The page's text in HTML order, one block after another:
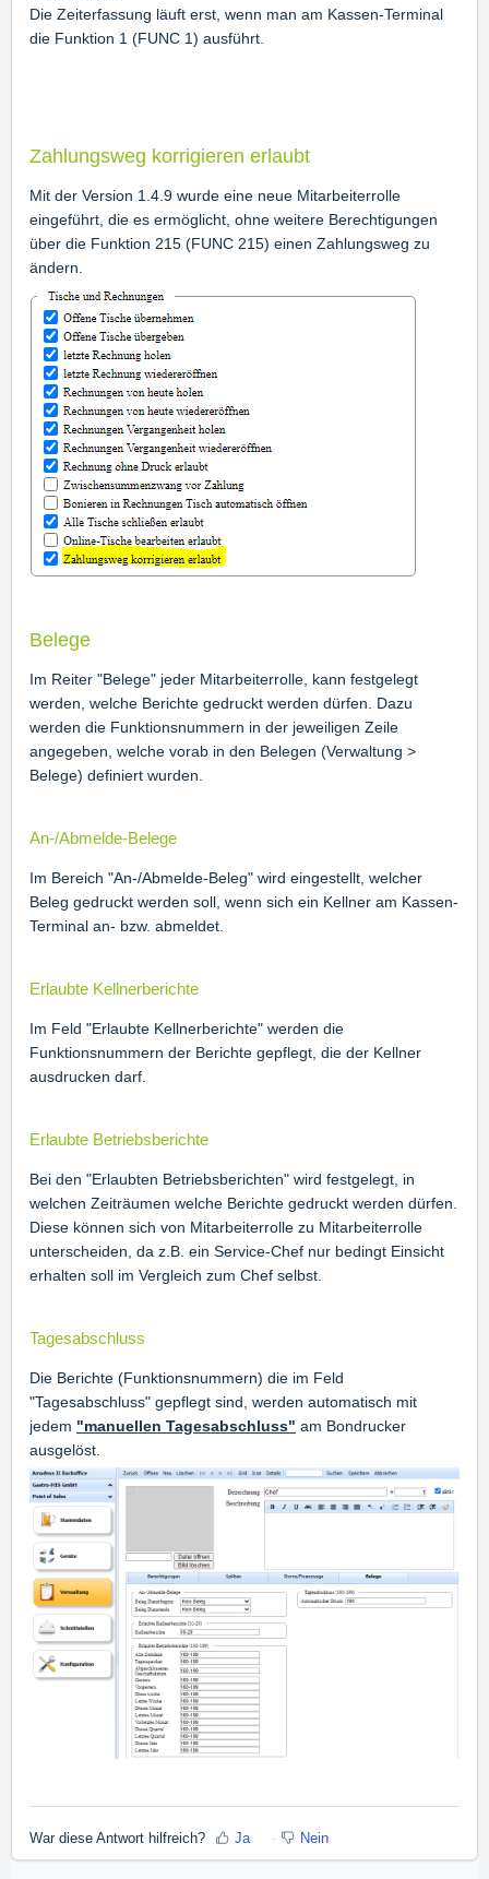
Die Zeiterfassung läuft erst, wenn man am Kassen-Terminal
die Funktion 1 (FUNC 1) ausführt.
Zahlungsweg korrigieren erlaubt
Mit der Version 1.4.9 wurde eine neue Mitarbeiterrolle
eingeführt, die es ermöglicht, ohne weitere Berechtigungen
über die Funktion 215 (FUNC 215) einen Zahlungsweg zu
ändern.
Belege
Im Reiter "Belege" jeder Mitarbeiterrolle, kann festgelegt
werden, welche Berichte gedruckt werden dürfen. Dazu
werden die Funktionsnummern in der jeweiligen Zeile
angegeben, welche vorab in den Belegen (Verwaltung >
Belege) definiert wurden.
An-/Abmelde-Belege
Im Bereich "An-/Abmelde-Beleg" wird eingestellt, welcher
Beleg gedruckt werden soll, wenn sich ein Kellner am Kassen-
Terminal an- bzw. abmeldet.
Erlaubte Kellnerberichte
Im Feld "Erlaubte Kellnerberichte" werden die
Funktionsnummern der Berichte gepflegt, die der Kellner
ausdrucken darf.
Erlaubte Betriebsberichte
Bei den "Erlaubten Betriebsberichten" wird festgelegt, in
welchen Zeiträumen welche Berichte gedruckt werden dürfen.
Diese können sich von Mitarbeiterrolle zu Mitarbeiterrolle
unterscheiden, da z.B. ein Service-Chef nur bedingt Einsicht
erhalten soll im Vergleich zum Chef selbst.
Tagesabschluss
Die Berichte (Funktionsnummern) die im Feld
"Tagesabschluss" gepflegt sind, werden automatisch mit
jedem "manuellen Tagesabschluss" am Bondrucker
ausgelöst.
War diese Antwort hilfreich? Ja Nein